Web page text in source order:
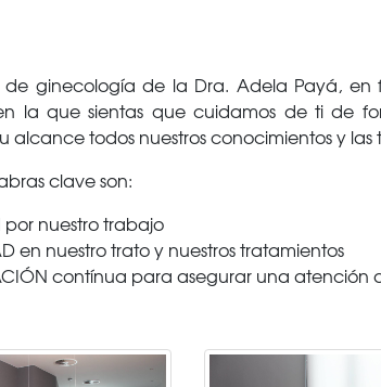
ginecología de la Dra. Adela Payá, en
la que sientas que cuidamos de ti de
alcance todos nuestros conocimientos y
clave son:
por nuestro trabajo
en nuestro trato y nuestros tratamientos
contínua para asegurar una